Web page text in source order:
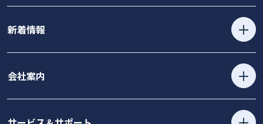
新着情報
会社案内